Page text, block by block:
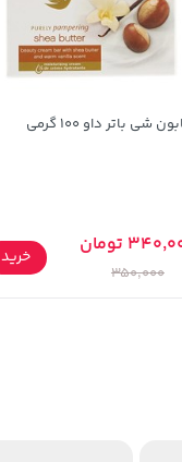
شی باتر داو 100 گرمی
تومان
350,000
خرید